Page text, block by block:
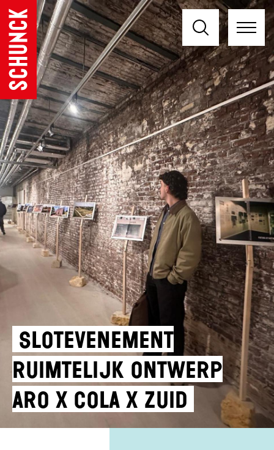
Slotevenement
Ruimtelijk Ontwerp
ARO x CoLA x Zuid